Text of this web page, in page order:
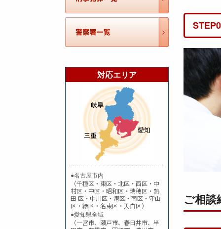
ご相談
対応エリア
●名古屋市内
（千種区・東区・北区・西区・中
村区・中区・昭和区・瑞穂区・熱
田 区・中川区・港区・南区・守山
区・緑区・名東区・天白区）
●愛知県全域
（一宮市、瀬戸市、春日井市、半